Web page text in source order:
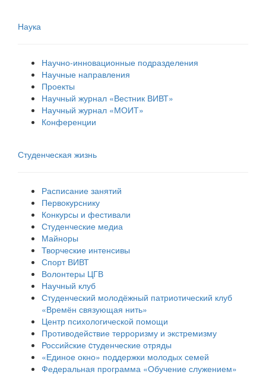
Наука
Научно-инновационные подразделения
Научные направления
Проекты
Научный журнал «Вестник ВИВТ»
Научный журнал «МОИТ»
Конференции
Студенческая жизнь
Расписание занятий
Первокурснику
Конкурсы и фестивали
Студенческие медиа
Майноры
Творческие интенсивы
Спорт ВИВТ
Волонтеры ЦГВ
Научный клуб
Студенческий молодёжный патриотический клуб
«Времён связующая нить»
Центр психологической помощи
Противодействие терроризму и экстремизму
Российские cтуденческие отряды
«Единое окно» поддержки молодых семей
Федеральная программа «Обучение служением»